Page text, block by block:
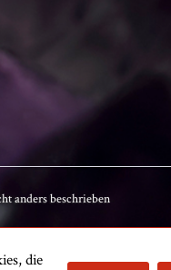
anders beschrieben
die